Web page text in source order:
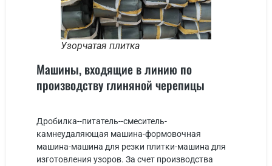
Узорчатая плитка
Машины, входящие в линию по
производству глиняной черепицы
Дробилка--питатель--смеситель-
камнеудаляющая машина-формовочная
машина-машина для резки плитки-машина для
изготовления узоров. За счет производства